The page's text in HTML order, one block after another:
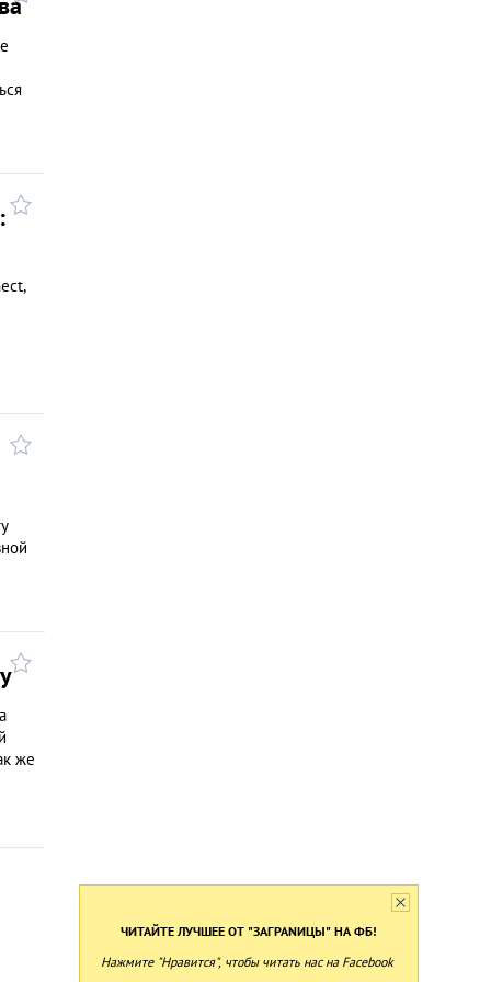
же
ЧИТАЙТЕ ЛУЧШЕЕ ОТ "ЗАГРАNИЦЫ" НА ФБ!
Нажмите "Нравится", чтобы читать нас на Facebook